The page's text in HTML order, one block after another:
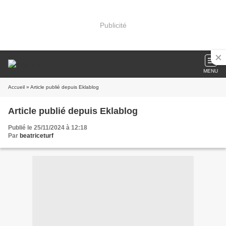
Publicité
MENU
Accueil » Article publié depuis Eklablog
Article publié depuis Eklablog
Publié le 25/11/2024 à 12:18
Par beatriceturf